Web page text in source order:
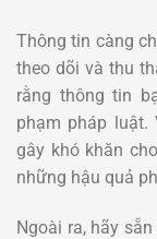
Thông tin càng
theo dõi và thu
rằng thông tin
phạm pháp luật.
gây khó khăn
những hậu quả
Ngoài ra, hãy